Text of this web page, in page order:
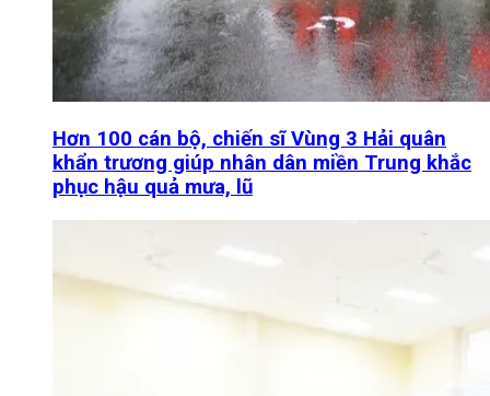
Hơn 100 cán bộ, chiến sĩ Vùng 3 Hải quân
khẩn trương giúp nhân dân miền Trung khắc
phục hậu quả mưa, lũ